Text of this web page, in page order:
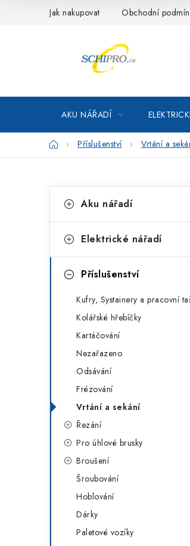
Jak nakupovat Obchodní
AKU NÁŘADÍ
DomůPříslušenství Vrtání a
o
t
p
kategorie
a
e
Aku nářadí
Elektrické nářadí
Příslušenství
Kufry, Systainery a pracovní
Kolářské hřebíčky
Kartáčování
Nezařazeno
Odsávání
Frézování
Vrtání a sekání
Řezání
Pro úhlové brusky
Broušení
Šroubování
Hoblování
Dárky
Paletové vozíky